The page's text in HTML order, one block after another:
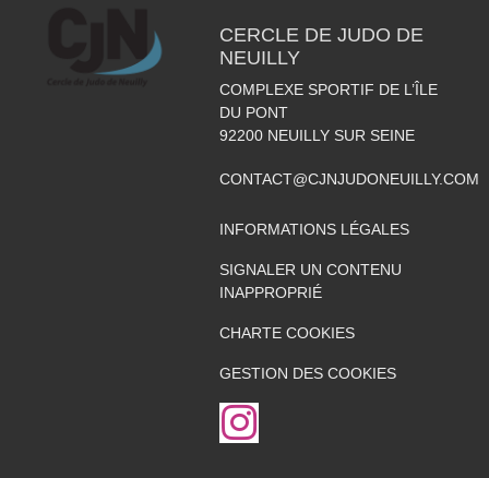
CERCLE DE JUDO DE
NEUILLY
COMPLEXE SPORTIF DE L’ÎLE
DU PONT
92200 NEUILLY SUR SEINE
CONTACT@CJNJUDONEUILLY.COM
INFORMATIONS LÉGALES
SIGNALER UN CONTENU
INAPPROPRIÉ
CHARTE COOKIES
GESTION DES COOKIES